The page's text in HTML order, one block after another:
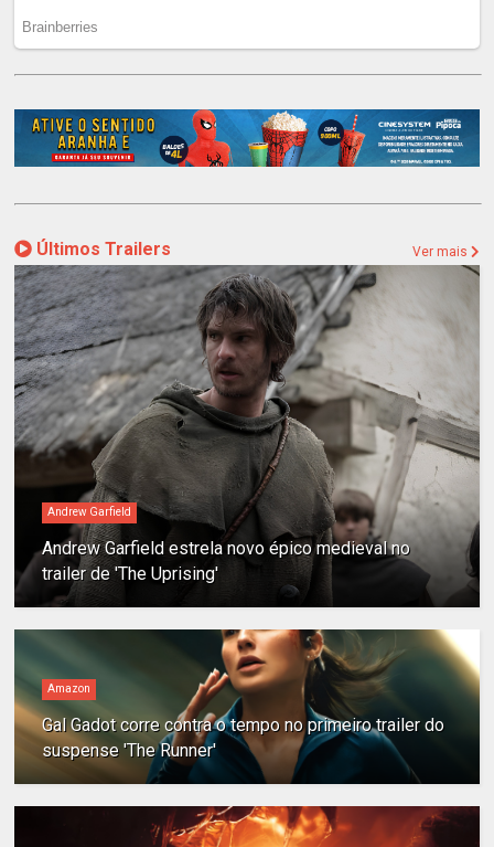
Últimos Trailers Ver mais
Andrew Garfield
Andrew Garfield estrela novo épico medieval no
trailer de 'The Uprising'
Amazon
Gal Gadot corre contra o tempo no primeiro trailer do
suspense 'The Runner'